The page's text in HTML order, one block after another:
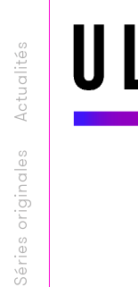
Séries originales
Actualités